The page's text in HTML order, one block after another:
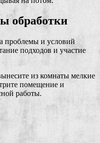
обработки
проблемы и условий
подходов и участие
из комнаты мелкие
помещение и
работы.